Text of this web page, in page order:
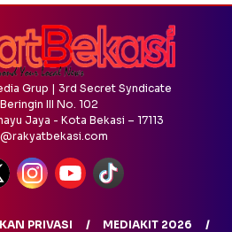
Grup | 3rd Secret Syndicate
III No. 102
Jaya - Kota Bekasi – 17113
PRIVASI
MEDIAKIT 2026